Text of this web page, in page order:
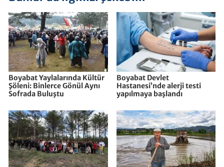
Boyabat Yaylalarında Kültür
Şöleni: Binlerce Gönül Aynı
Sofrada Buluştu
Boyabat Devlet
Hastanesi’nde alerji testi
yapılmaya başlandı